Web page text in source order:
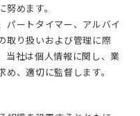
めます。
パートタイマー、アルバイ
取り扱いおよび管理に際
当社は個人情報に関し、業
、適切に監督します。